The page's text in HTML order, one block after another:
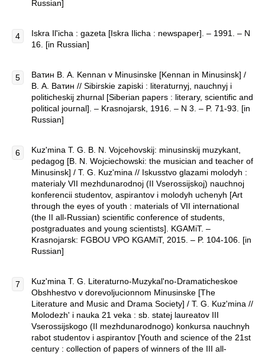
Russian]
Iskra Il'icha : gazeta [Iskra Ilicha : newspaper]. – 1991. – N
16. [in Russian]
Ватин В. А. Kennan v Minusinske [Kennan in Minusinsk] /
В. А. Ватин // Sibirskie zapiski : literaturnyj, nauchnyj i
politicheskij zhurnal [Siberian papers : literary, scientific and
political journal]. – Krasnojarsk, 1916. – N 3. – P. 71-93. [in
Russian]
Kuz'mina T. G. B. N. Vojcehovskij: minusinskij muzykant,
pedagog [B. N. Wojciechowski: the musician and teacher of
Minusinsk] / T. G. Kuz'mina // Iskusstvo glazami molodyh :
materialy VII mezhdunarodnoj (II Vserossijskoj) nauchnoj
konferencii studentov, aspirantov i molodyh uchenyh [Art
through the eyes of youth : materials of VII international
(the II all-Russian) scientific conference of students,
postgraduates and young scientists]. KGAMiT. –
Krasnojarsk: FGBOU VPO KGAMiT, 2015. – P. 104-106. [in
Russian]
Kuz'mina T. G. Literaturno-Muzykal'no-Dramaticheskoe
Obshhestvo v dorevoljucionnom Minusinske [The
Literature and Music and Drama Society] / T. G. Kuz'mina //
Molodezh' i nauka 21 veka : sb. statej laureatov III
Vserossijskogo (II mezhdunarodnogo) konkursa nauchnyh
rabot studentov i aspirantov [Youth and science of the 21st
century : collection of papers of winners of the III all-